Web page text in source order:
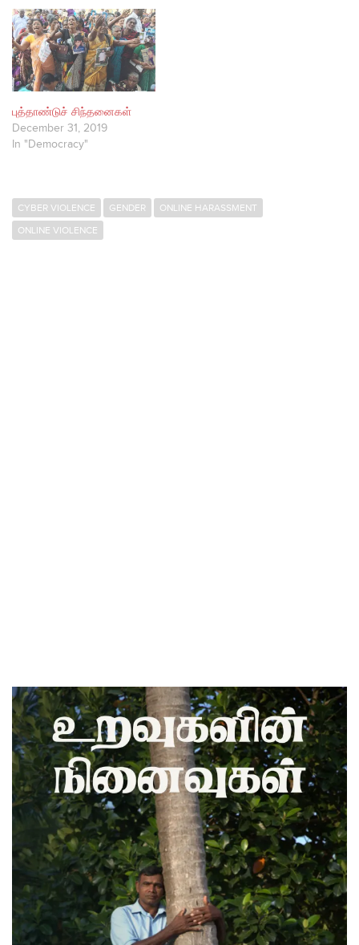
புத்தாண்டுச் சிந்தனைகள்
December 31, 2019
In "Democracy"
CYBER VIOLENCE GENDER
ONLINE HARASSMENT
ONLINE VIOLENCE